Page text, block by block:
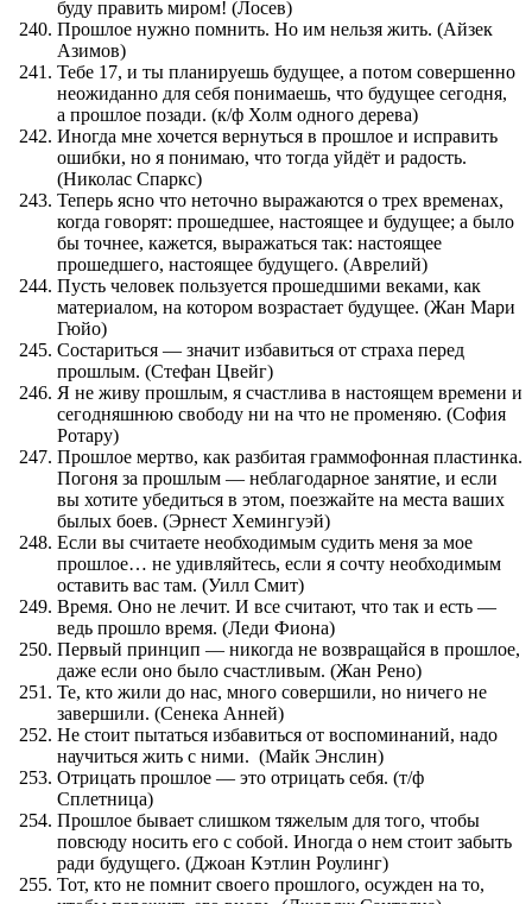
буду править миром! (Лосев)
Прошлое нужно помнить. Но им нельзя жить. (Айзек
Азимов)
Тебе 17, и ты планируешь будущее, а потом совершенно
неожиданно для себя понимаешь, что будущее сегодня,
а прошлое позади. (к/ф Холм одного дерева)
Иногда мне хочется вернуться в прошлое и исправить
ошибки, но я понимаю, что тогда уйдёт и радость.
(Николас Спаркс)
Теперь ясно что неточно выражаются о трех временах,
когда говорят: прошедшее, настоящее и будущее; а было
бы точнее, кажется, выражаться так: настоящее
прошедшего, настоящее будущего. (Аврелий)
Пусть человек пользуется прошедшими веками, как
материалом, на котором возрастает будущее. (Жан Мари
Гюйо)
Состариться — значит избавиться от страха перед
прошлым. (Стефан Цвейг)
Я не живу прошлым, я счастлива в настоящем времени и
сегодняшнюю свободу ни на что не променяю. (София
Ротару)
Прошлое мертво, как разбитая граммофонная пластинка.
Погоня за прошлым — неблагодарное занятие, и если
вы хотите убедиться в этом, поезжайте на места ваших
былых боев. (Эрнест Хемингуэй)
Если вы считаете необходимым судить меня за мое
прошлое… не удивляйтесь, если я сочту необходимым
оставить вас там. (Уилл Смит)
Время. Оно не лечит. И все считают, что так и есть —
ведь прошло время. (Леди Фиона)
Первый принцип — никогда не возвращайся в прошлое,
даже если оно было счастливым. (Жан Рено)
Те, кто жили до нас, много совершили, но ничего не
завершили. (Сенека Анней)
Не стоит пытаться избавиться от воспоминаний, надо
научиться жить с ними. (Майк Энслин)
Отрицать прошлое — это отрицать себя. (т/ф
Сплетница)
Прошлое бывает слишком тяжелым для того, чтобы
повсюду носить его с собой. Иногда о нем стоит забыть
ради будущего. (Джоан Кэтлин Роулинг)
Тот, кто не помнит своего прошлого, осужден на то,